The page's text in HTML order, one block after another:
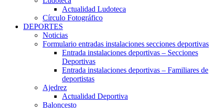
Actualidad Ludoteca
Círculo Fotográfico
DEPORTES
Noticias
Formulario entradas instalaciones secciones deportivas
Entrada instalaciones deportivas – Secciones
Deportivas
Entrada instalaciones deportivas – Familiares de
deportistas
Ajedrez
Actualidad Deportiva
Baloncesto